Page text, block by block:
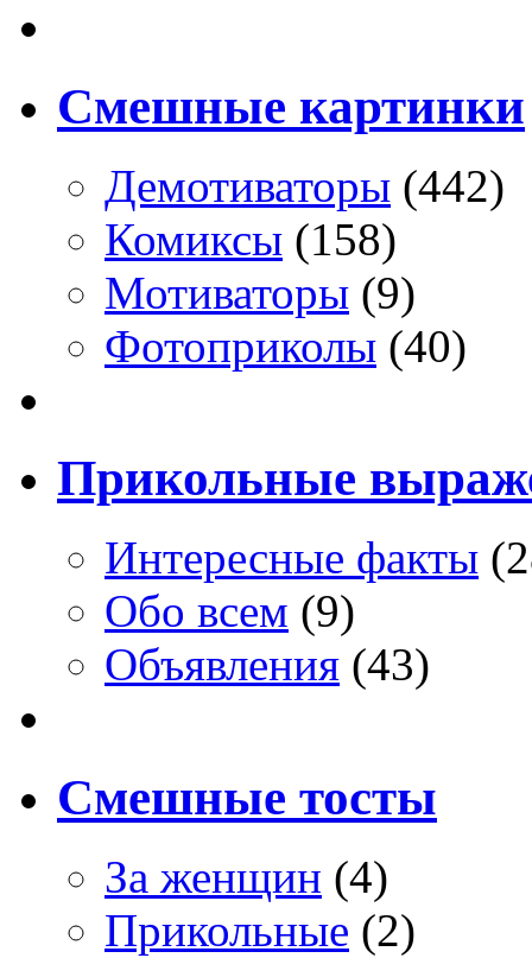
Смешные картинки
Демотиваторы (442)
Комиксы (158)
Мотиваторы (9)
Фотоприколы (40)
Прикольные
Интересные факты
Обо всем (9)
Объявления (43)
Смешные тосты
За женщин (4)
Прикольные (2)